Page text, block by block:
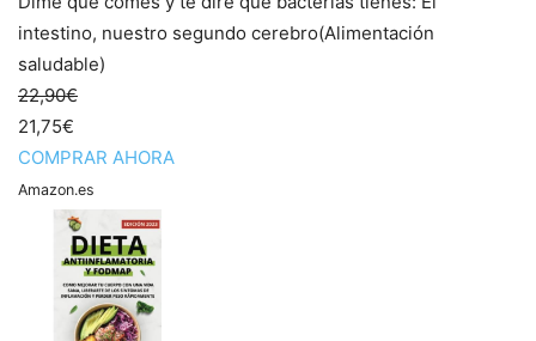
intestino, nuestro segundo cerebro(Alimentación
saludable)
22,90€
21,75€
COMPRAR AHORA
Amazon.es